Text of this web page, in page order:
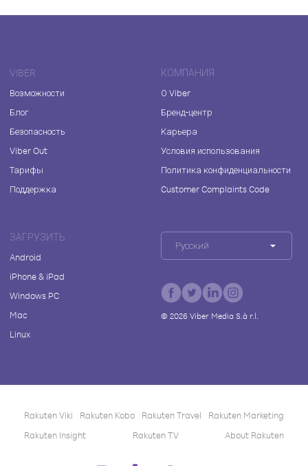
VIBER
Возможности
Блог
Безопасность
Viber Out
Тарифы
Поддержка
КОМПАНИЯ
О Viber
Бренд-центр
Карьера
Условия использования
Политика конфиденциальности
Customer Complaints Code
ЗАГРУЗИТЬ
Android
iPhone & iPad
Windows PC
Mac
Linux
Русский
© 2026Viber Media S.à r.l.
Rakuten Viki Rakuten Kobo Rakuten Travel
Rakuten Marketing
Rakuten Insight
Rakuten TV About Rakuten